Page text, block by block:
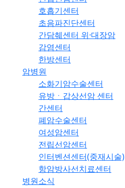
호흡기센터
초음파진단센터
간담췌센터 위·대장암
감염센터
한방센터
암병원
소화기암수술센터
유방ㆍ갑상선암 센터
간센터
폐암수술센터
여성암센터
전립선암센터
인터벤션센터(중재시술)
항암방사선치료센터
병원소식